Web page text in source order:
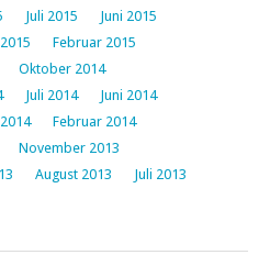
Juli 2015
Juni 2015
Februar 2015
Oktober 2014
Juli 2014
Juni 2014
Februar 2014
November 2013
August 2013
Juli 2013